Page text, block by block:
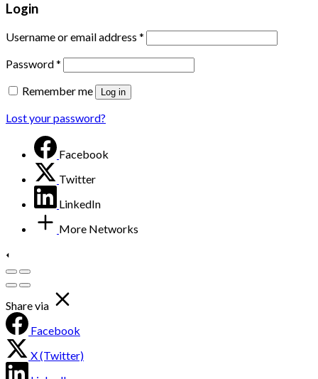
Login
Username or email address *
Password*
Remember me
Log in
Lost your password?
Facebook
Twitter
LinkedIn
More Networks
Share via
Facebook
X (Twitter)